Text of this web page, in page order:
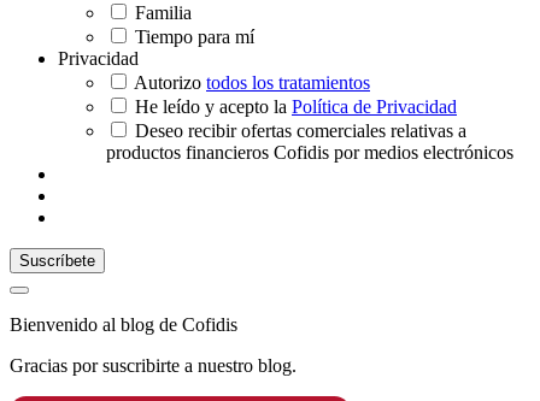
Familia
Tiempo para mí
Privacidad
Autorizo todos los tratamientos
He leído y acepto la Política de Privacidad
Deseo recibir ofertas comerciales relativas a
productos financieros Cofidis por medios electrónicos
Bienvenido al blog de Cofidis
Gracias por suscribirte a nuestro blog.